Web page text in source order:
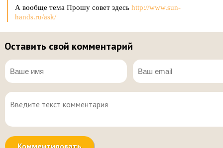
А вообще тема Прошу совет здесь http://www.sun-
hands.ru/ask/
Оставить свой комментарий